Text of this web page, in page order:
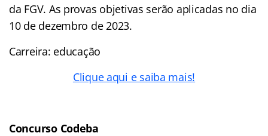
da FGV. As provas objetivas serão aplicadas no dia
10 de dezembro de 2023.
Carreira: educação
Clique aqui e saiba mais!
Concurso Codeba